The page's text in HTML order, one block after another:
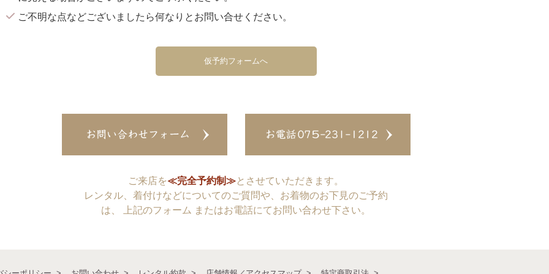
ご不明な点などございましたら何なりとお問い合せください。
仮予約フォームへ
ご来店を≪完全予約制≫とさせていただきます。
レンタル、着付けなどについてのご質問や、お着物のお下見のご予約
は、 上記のフォーム またはお電話にてお問い合わせ下さい。